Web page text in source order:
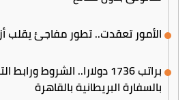
الأمور تعقدت.. تطور مفاجئ يقلب
براتب 1736 دولارا.. الشروط
بالسفارة البريطانية بالقاهرة